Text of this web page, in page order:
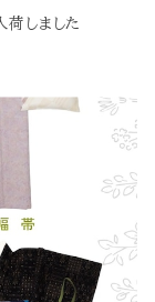
荷しました